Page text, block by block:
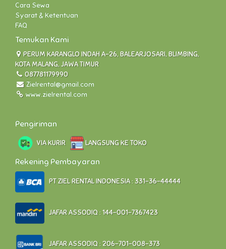
Cara Sewa
Syarat & Ketentuan
FAQ
Temukan Kami
PERUM KARANGLO INDAH A-26, BALEARJOSARI, BLIMBING,
KOTA MALANG, JAWA TIMUR
087781179990
Zielrental@gmail.com
www.zielrental.com
Pengiriman
VIA KURIR LANGSUNG KE TOKO
Rekening Pembayaran
PT ZIEL RENTAL INDONESIA : 331-36-44444
JAFAR ASSODIQ : 144-001-7367423
JAFAR ASSODIQ : 206-701-008-373